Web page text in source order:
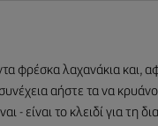
φρέσκα λαχανάκια και,
αήστε τα να
- είναι το κλειδί για τη